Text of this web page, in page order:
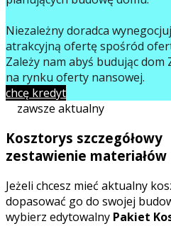
Niezależny doradca
atrakcyjną ofertę spośród
Zależy nam abyś budując dom
na rynku oferty finansowej.
chcę kredyt
zawsze aktualny
Kosztorys szczegółowy
zestawienie materiałów
Jeżeli chcesz mieć aktualny
dopasować go do swojej
wybierz edytowalny Pakiet